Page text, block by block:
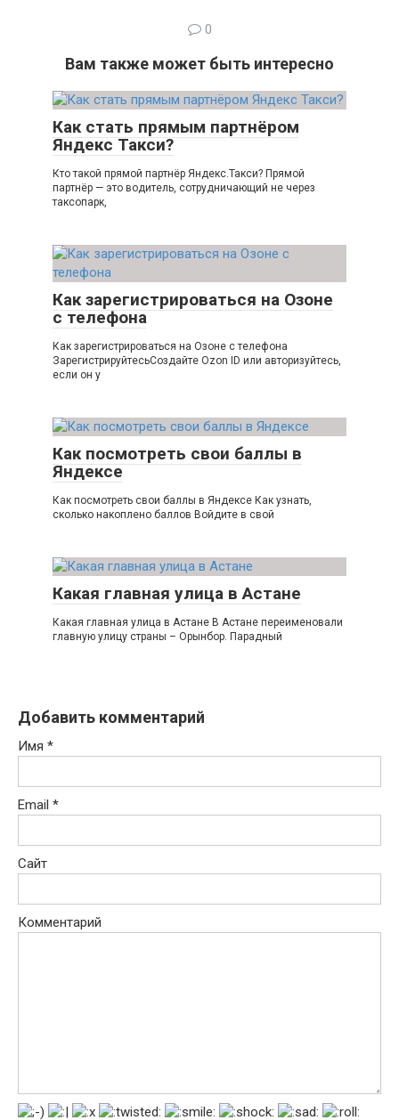
0
Вам также может быть интересно
Как стать прямым партнёром
Яндекс Такси?
Кто такой прямой партнёр Яндекс.Такси? Прямой
партнёр — это водитель, сотрудничающий не через
таксопарк,
Как зарегистрироваться на Озоне
с телефона
Как зарегистрироваться на Озоне с телефона
ЗарегистрируйтесьСоздайте Ozon ID или авторизуйтесь,
если он у
Как посмотреть свои баллы в
Яндексе
Как посмотреть свои баллы в Яндексе Как узнать,
сколько накоплено баллов Войдите в свой
Какая главная улица в Астане
Какая главная улица в Астане В Астане переименовали
главную улицу страны – Орынбор. Парадный
Добавить комментарий
Имя *
Email *
Сайт
Комментарий